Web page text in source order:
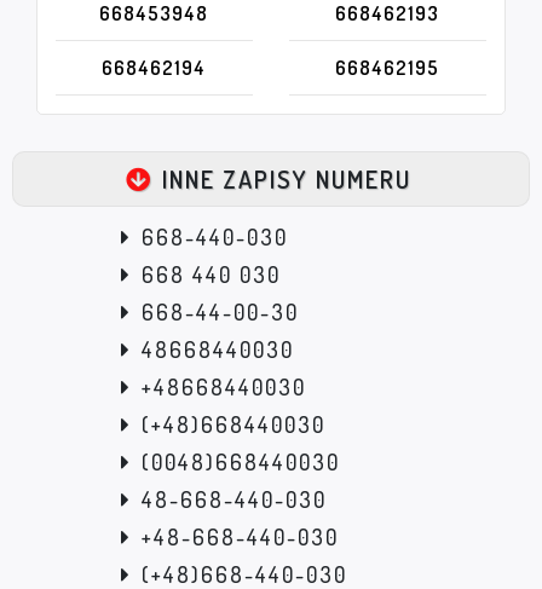
668453948 668462193
668462194 668462195
INNE ZAPISY NUMERU
668-440-030
668 440 030
668-44-00-30
48668440030
+48668440030
(+48)668440030
(0048)668440030
48-668-440-030
+48-668-440-030
(+48)668-440-030